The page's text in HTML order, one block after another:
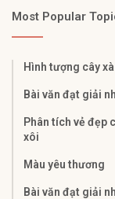
Most Popular
Hình tượng cây
Bài văn đạt giải
Phân tích vẻ đẹp
xôi
Màu yêu thương
Bài văn đạt giải